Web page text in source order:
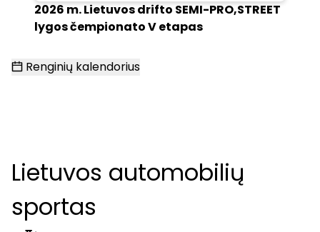
2026 m. Lietuvos drifto SEMI-PRO,STREET
lygos čempionato V etapas
Renginių kalendorius
Lietuvos automobilių
sportas